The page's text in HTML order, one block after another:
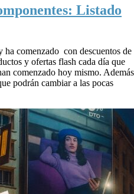
Listado
comenzado con descuentos de
y ofertas flash cada día que
comenzado hoy mismo. Además
podrán cambiar a las pocas